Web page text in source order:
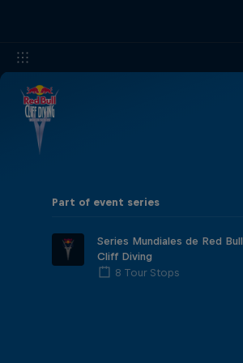
Part of event series
Series Mundiales de Red Bull
Cliff Diving
8 Tour Stops